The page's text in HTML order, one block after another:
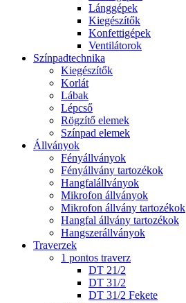
Lánggépek
Kiegészítők
Konfettigépek
Ventilátorok
Színpadtechnika
Kiegészítők
Korlát
Lábak
Lépcső
Rögzítő elemek
Színpad elemek
Állványok
Fényállványok
Fényállvány tartozékok
Hangfalállványok
Mikrofon állványok
Mikrofon állvány tartozékok
Hangfal állvány tartozékok
Hangszerállványok
Traverzek
1 pontos traverz
DT 21/2
DT 31/2
DT 31/2 Fekete